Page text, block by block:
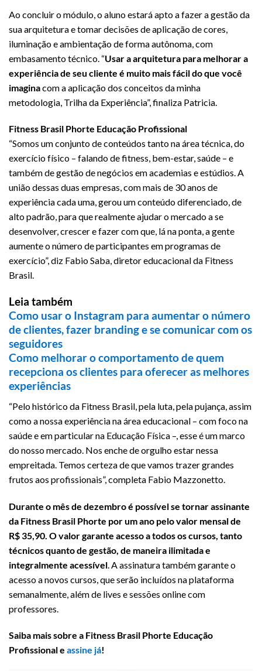
Ao concluir o módulo, o aluno estará apto a fazer a gestão da
sua arquitetura e tomar decisões de aplicação de cores,
iluminação e ambientação de forma autônoma, com
embasamento técnico. “Usar a arquitetura para melhorar a
experiência de seu cliente é muito mais fácil do que você
imaginacom a aplicação dos conceitos da minha
metodologia, Trilha da Experiência”, finaliza Patricia.
Fitness Brasil Phorte Educação Profissional
“Somos um conjunto de conteúdos tanto na área técnica, do
exercício físico – falando de fitness, bem-estar, saúde – e
também de gestão de negócios em academias e estúdios. A
união dessas duas empresas, com mais de 30 anos de
experiência cada uma, gerou um conteúdo diferenciado, de
alto padrão, para que realmente ajudar o mercado a se
desenvolver, crescer e fazer com que, lá na ponta, a gente
aumente o número de participantes em programas de
exercício”, diz Fabio Saba, diretor educacional da Fitness
Brasil.
Leia também
Como usar o Instagram para aumentar o número
de clientes, fazer branding e se comunicar com os
seguidores
Como melhorar o comportamento de quem
recepciona os clientes para oferecer as melhores
experiências
“Pelo histórico da Fitness Brasil, pela luta, pela pujança, assim
como a nossa experiência na área educacional – com foco na
saúde e em particular na Educação Física –, esse é um marco
do nosso mercado. Nos enche de orgulho estar nessa
empreitada. Temos certeza de que vamos trazer grandes
frutos aos profissionais”, completa Fabio Mazzonetto.
Durante o mês de dezembro é possível se tornar assinante
da Fitness Brasil Phorte por um ano pelo valor mensal de
R$ 35,90. O valor garante acesso a todos os cursos, tanto
técnicos quanto de gestão, de maneira ilimitada e
integralmente acessível . A assinatura também garante o
acesso a novos cursos, que serão incluídos na plataforma
semanalmente, além de lives e sessões online com
professores.
Saiba mais sobre a Fitness Brasil Phorte Educação
Profissional e assine já!